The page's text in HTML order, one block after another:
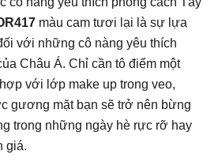
màu cam tươi lại là sự lựa
với những cô nàng yêu thích
Châu Á. Chỉ cần tô điểm một
với lớp make up trong veo,
gương mặt bạn sẽ trở nên bừng
trong những ngày hè rực rỡ hay
giá.